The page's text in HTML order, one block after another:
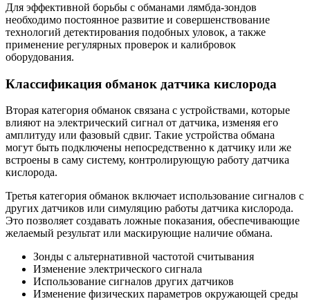
Для эффективной борьбы с обманами лямбда-зондов
необходимо постоянное развитие и совершенствование
технологий детектирования подобных уловок, а также
применение регулярных проверок и калибровок
оборудования.
Классификация обманок датчика кислорода
Вторая категория обманок связана с устройствами, которые
влияют на электрический сигнал от датчика, изменяя его
амплитуду или фазовый сдвиг. Такие устройства обмана
могут быть подключены непосредственно к датчику или же
встроены в саму систему, контролирующую работу датчика
кислорода.
Третья категория обманок включает использование сигналов с
других датчиков или симуляцию работы датчика кислорода.
Это позволяет создавать ложные показания, обеспечивающие
желаемый результат или маскирующие наличие обмана.
Зонды с альтернативной частотой считывания
Изменение электрического сигнала
Использование сигналов других датчиков
Изменение физических параметров окружающей среды